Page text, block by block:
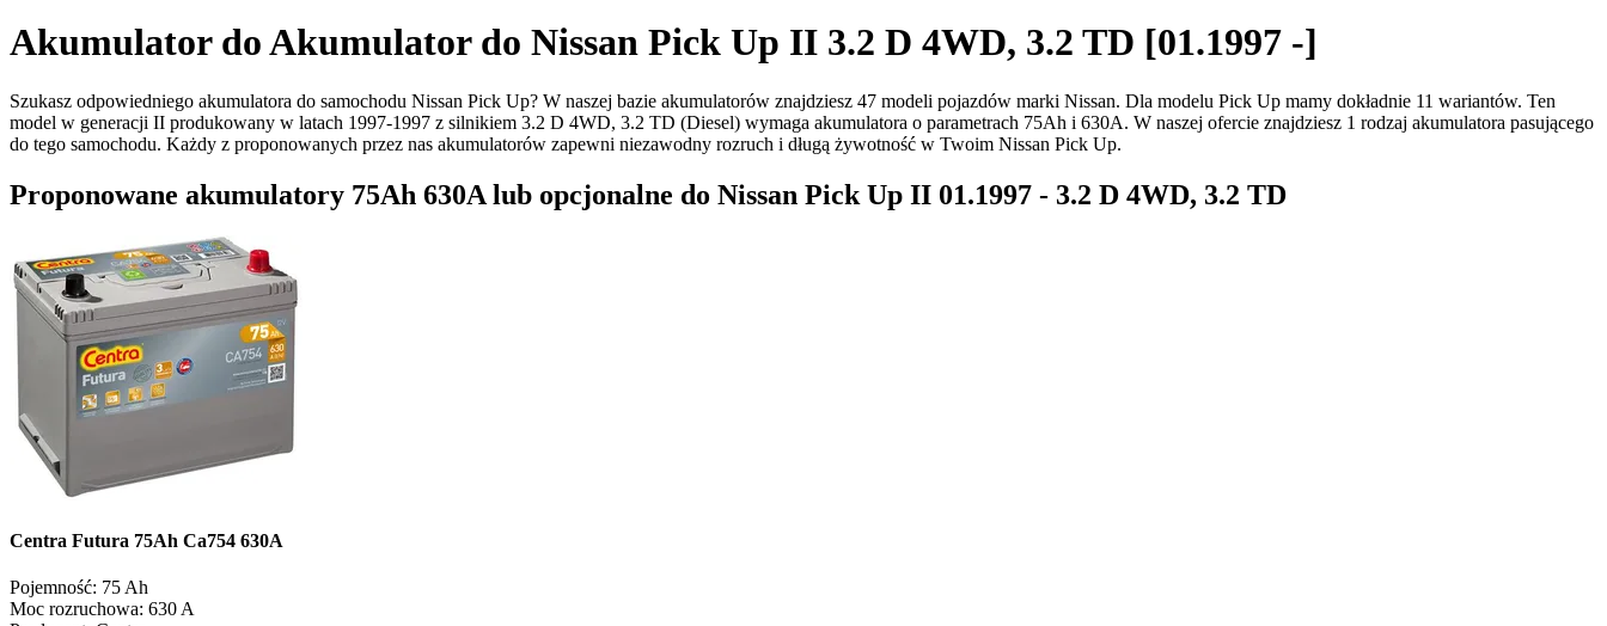
Akumulator do Akumulator do Nissan Pick Up II 3.2 D 4WD, 3.2 TD [01.1997 -]
Szukasz odpowiedniego akumulatora do samochodu Nissan Pick Up? W naszej bazie akumulatorów znajdziesz 47 modeli pojazdów marki Nissan. Dla modelu Pick Up mamy dokładnie 11 wariantów. Ten
model w generacji II produkowany w latach 1997-1997 z silnikiem 3.2 D 4WD, 3.2 TD (Diesel) wymaga akumulatora o parametrach 75Ah i 630A. W naszej ofercie znajdziesz 1 rodzaj akumulatora pasującego
do tego samochodu. Każdy z proponowanych przez nas akumulatorów zapewni niezawodny rozruch i długą żywotność w Twoim Nissan Pick Up.
Proponowane akumulatory 75Ah 630A lub opcjonalne do Nissan Pick Up II 01.1997 - 3.2 D 4WD, 3.2 TD
Centra Futura 75Ah Ca754 630A
Pojemność: 75 Ah
Moc rozruchowa: 630 A